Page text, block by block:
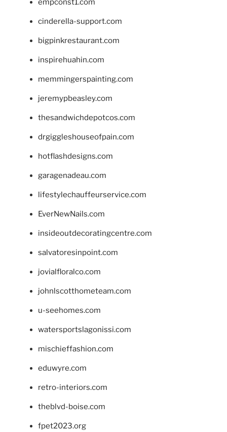
empconst1.com
cinderella-support.com
bigpinkrestaurant.com
inspirehuahin.com
memmingerspainting.com
jeremypbeasley.com
thesandwichdepotcos.com
drgiggleshouseofpain.com
hotflashdesigns.com
garagenadeau.com
lifestylechauffeurservice.com
EverNewNails.com
insideoutdecoratingcentre.com
salvatoresinpoint.com
jovialfloralco.com
johnlscotthometeam.com
u-seehomes.com
watersportslagonissi.com
mischieffashion.com
eduwyre.com
retro-interiors.com
theblvd-boise.com
fpet2023.org